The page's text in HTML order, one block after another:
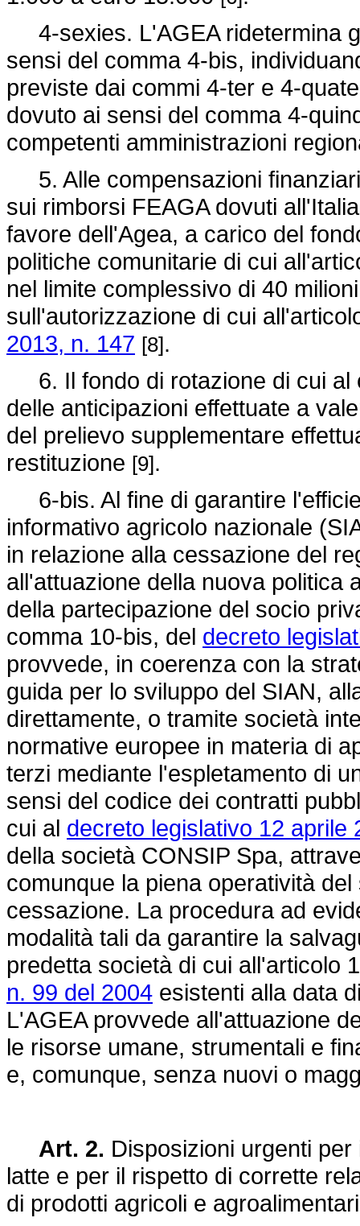
4-sexies. L'AGEA ridetermina
sensi del comma 4-bis,
previste dai commi 4-ter e 4-
dovuto ai sensi del comma 4-
competenti amministrazioni
5. Alle compensazioni
sui rimborsi FEAGA dovuti
favore dell'Agea, a carico del
politiche comunitarie di cui
nel limite complessivo di 40
sull'autorizzazione di cui
2013, n. 147 [8].
6. Il fondo di rotazione di cui al
delle anticipazioni effettuate a
del prelievo supplementare
restituzione [9].
6-bis. Al fine di garantire
informativo agricolo nazionale
in relazione alla cessazione del
all'attuazione della nuova politica
della partecipazione del socio
comma 10-bis, del decreto
provvede, in coerenza con la
guida per lo sviluppo del SIAN,
direttamente, o tramite società
normative europee in materia di
terzi mediante l'espletamento di
sensi del codice dei contratti
cui al decreto legislativo 12 aprile
della società CONSIP Spa,
comunque la piena operatività
cessazione. La procedura ad
modalità tali da garantire la
predetta società di cui all'articolo
n. 99 del 2004 esistenti alla data
L'AGEA provvede all'attuazione
le risorse umane, strumentali e
e, comunque, senza nuovi o
Art. 2. Disposizioni urgenti
latte e per il rispetto di corrette
di prodotti agricoli e agroalimentari